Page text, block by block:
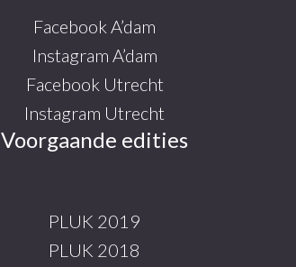
Facebook A’dam
Instagram A’dam
Facebook Utrecht
Instagram Utrecht
Voorgaande edities
PLUK 2019
PLUK 2018